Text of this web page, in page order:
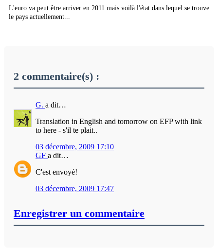
L'euro va peut être arriver en 2011 mais voilà l'état dans lequel se trouve
le pays actuellement...
2 commentaire(s) :
G. a dit…
Translation in English and tomorrow on EFP with link
to here - s'il te plait..
03 décembre, 2009 17:10
GF a dit…
C'est envoyé!
03 décembre, 2009 17:47
Enregistrer un commentaire